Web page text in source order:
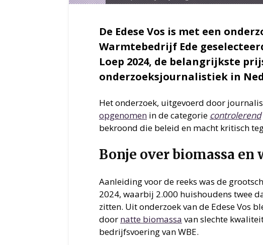
De Edese Vos is met een
Warmtebedrijf Ede
Loep 2024, de belangrijkste
onderzoeksjournalistiek in
Het onderzoek, uitgevoerd door
opgenomen in de categorie controlerend
bekroond die beleid en macht kritisch
Bonje over biomassa
Aanleiding voor de reeks was de
2024, waarbij 2.000 huishoudens twee
zitten. Uit onderzoek van de Edese Vos
door natte biomassa van slechte
bedrijfsvoering van WBE.